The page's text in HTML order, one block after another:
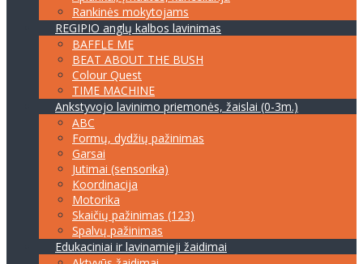
Rankinės mokytojams
REGIPIO anglų kalbos lavinimas
BAFFLE ME
BEAT ABOUT THE BUSH
Colour Quest
TIME MACHINE
Ankstyvojo lavinimo priemonės, žaislai (0-3m.)
ABC
Formų, dydžių pažinimas
Garsai
Jutimai (sensorika)
Koordinacija
Motorika
Skaičių pažinimas (123)
Spalvų pažinimas
Edukaciniai ir lavinamieji žaidimai